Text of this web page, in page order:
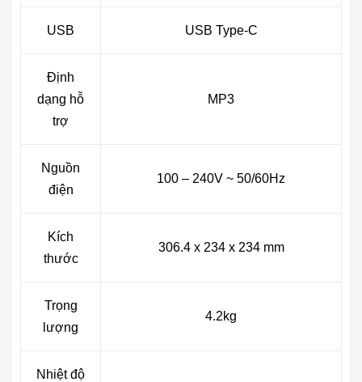
USB USB Type-C
Định
dạng hỗ
trợ
MP3
Nguồn
điện
100 – 240V ~ 50/60Hz
Kích
thước
306.4 x 234 x 234 mm
Trọng
lượng
4.2kg
Nhiệt độ